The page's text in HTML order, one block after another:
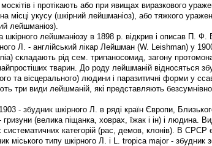
і протікають або при явищах виразкового
місці укусу (шкірний лейшманіоз), або тяжкого
лейшманіоз).
шкірного лейшманіозу в 1898 р. відкрив і описав П. Ф.
Л. - англійський лікар Лейшман (W. Leishman) у
складають рід сем. трипаносомид, загону
тварин. До роду лейшманій відносяться
та вісцерального) людини і паразитичні форми у
три види лейшманій, які представляють безсумнівно
- збудник шкірного Л. в ряді країн Європи,
(велика піщанка, ховрах, їжак і ін) і людина.
систематичних категорій (рас, демов, клонів). В СРСР
міського типу шкірного Л. і L. tropica major - збудник